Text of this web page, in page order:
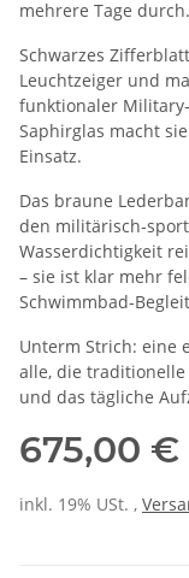
mehrere Tage durch.
Schwarzes
Leuchtzeiger und
funktionaler
Saphirglas macht
Einsatz.
Das braune
den
Wasserdichtigkeit
– sie ist klar mehr
Unterm Strich: eine
alle, die traditionelle
und das tägliche
675,00 €
inkl. 19% USt. ,